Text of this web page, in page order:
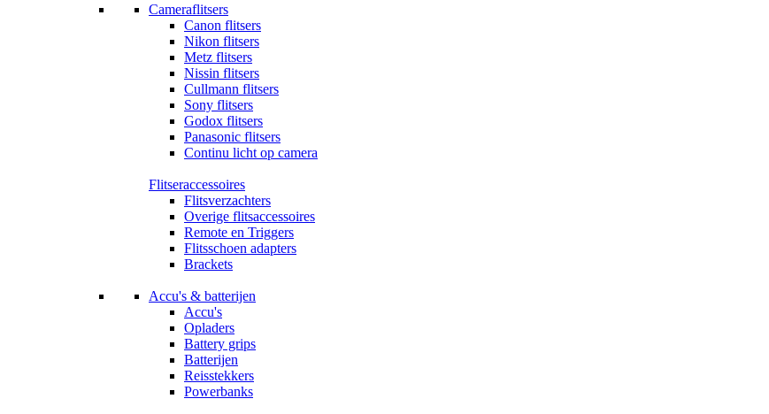
Cameraflitsers
Canon flitsers
Nikon flitsers
Metz flitsers
Nissin flitsers
Cullmann flitsers
Sony flitsers
Godox flitsers
Panasonic flitsers
Continu licht op camera
Flitseraccessoires
Flitsverzachters
Overige flitsaccessoires
Remote en Triggers
Flitsschoen adapters
Brackets
Accu's & batterijen
Accu's
Opladers
Battery grips
Batterijen
Reisstekkers
Powerbanks